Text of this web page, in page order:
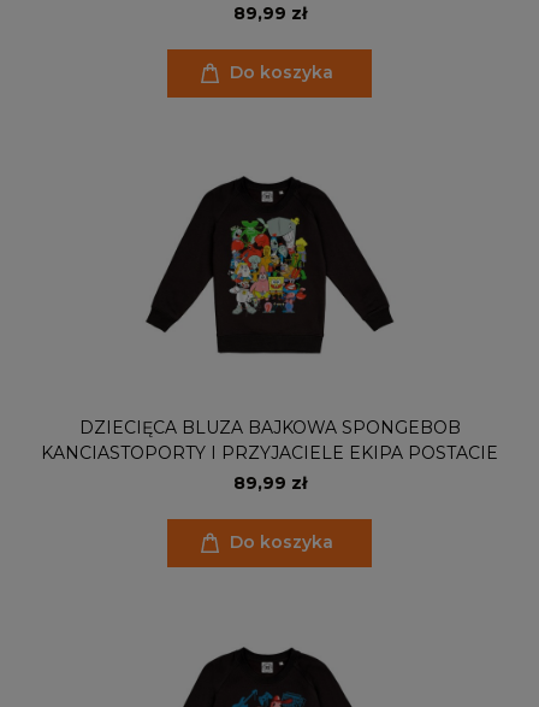
89,99 zł
Do koszyka
DZIECIĘCA BLUZA BAJKOWA SPONGEBOB
KANCIASTOPORTY I PRZYJACIELE EKIPA POSTACIE
89,99 zł
Do koszyka